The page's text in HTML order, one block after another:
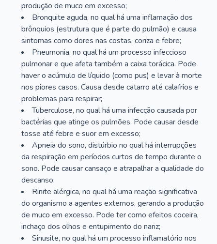
produção de muco em excesso;
Bronquite aguda, no qual há uma inflamação dos
brônquios (estrutura que é parte do pulmão) e causa
sintomas como dores nas costas, coriza e febre;
Pneumonia, no qual há um processo infeccioso
pulmonar e que afeta também a caixa torácica. Pode
haver o acúmulo de líquido (como pus) e levar à morte
nos piores casos. Causa desde catarro até calafrios e
problemas para respirar;
Tuberculose, no qual há uma infecção causada por
bactérias que atinge os pulmões. Pode causar desde
tosse até febre e suor em excesso;
Apneia do sono, distúrbio no qual há interrupções
da respiração em períodos curtos de tempo durante o
sono. Pode causar cansaço e atrapalhar a qualidade do
descanso;
Rinite alérgica, no qual há uma reação significativa
do organismo a agentes externos, gerando a produção
de muco em excesso. Pode ter como efeitos coceira,
inchaço dos olhos e entupimento do nariz;
Sinusite, no qual há um processo inflamatório nos